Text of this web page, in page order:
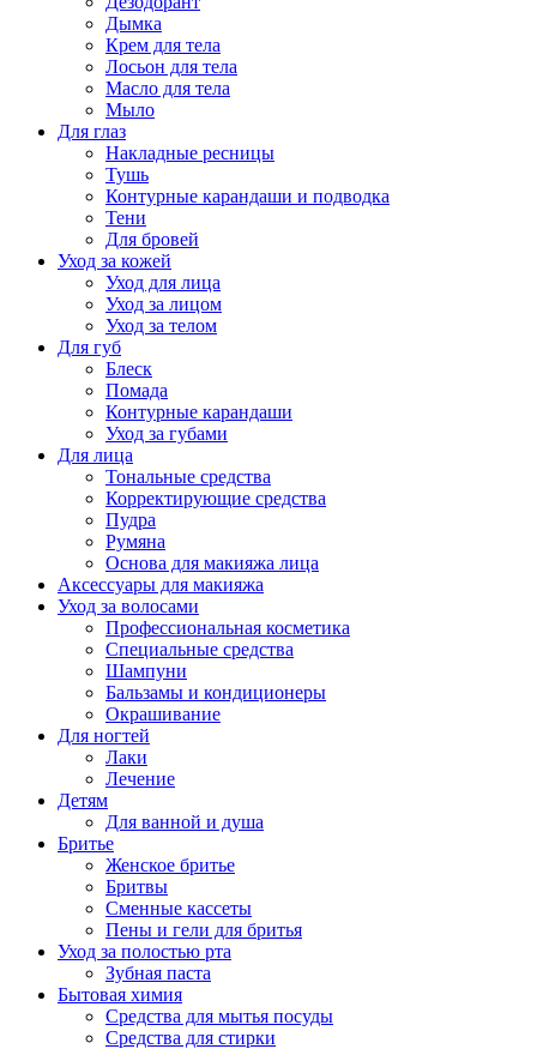
Дымка
Крем для тела
Лосьон для тела
Масло для тела
Мыло
Для глаз
Накладные ресницы
Тушь
Контурные карандаши и подводка
Тени
Для бровей
Уход за кожей
Уход для лица
Уход за лицом
Уход за телом
Для губ
Блеск
Помада
Контурные карандаши
Уход за губами
Для лица
Тональные средства
Корректирующие средства
Пудра
Румяна
Основа для макияжа лица
Аксессуары для макияжа
Уход за волосами
Профессиональная косметика
Специальные средства
Шампуни
Бальзамы и кондиционеры
Окрашивание
Для ногтей
Лаки
Лечение
Детям
Для ванной и душа
Бритье
Женское бритье
Бритвы
Сменные кассеты
Пены и гели для бритья
Уход за полостью рта
Зубная паста
Бытовая химия
Средства для мытья посуды
Средства для стирки